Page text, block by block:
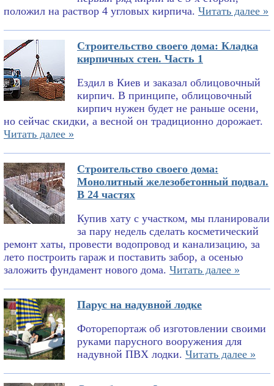
положил на раствор 4 угловых кирпича. Читать далее »
Строительство своего дома: Кладка
кирпичных стен. Часть 1
Ездил в Киев и заказал облицовочный
кирпич. В принципе, облицовочный
кирпич нужен будет не раньше осени,
но сейчас скидки, а весной он традиционно дорожает.
Читать далее »
Строительство своего дома:
Монолитный железобетонный подвал.
В 24 частях
Купив хату с участком, мы планировали
за пару недель сделать косметический
ремонт хаты, провести водопровод и канализацию, за
лето построить гараж и поставить забор, а осенью
заложить фундамент нового дома. Читать далее »
Парус на надувной лодке
Фоторепортаж об изготовлении своими
руками парусного вооружения для
надувной ПВХ лодки. Читать далее »